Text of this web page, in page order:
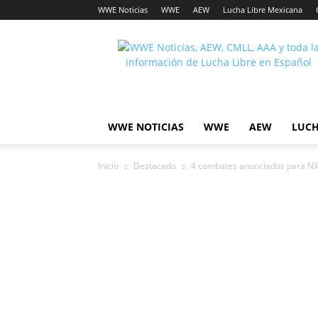
WWE Noticias WWE AEW Lucha Libre Mexicana
Lucha
Noticias
WWE NOTICIAS WWE AEW
Inicio Destacado 4 combates anunciados para